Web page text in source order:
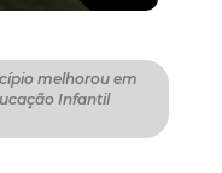
melhorou em
Infantil